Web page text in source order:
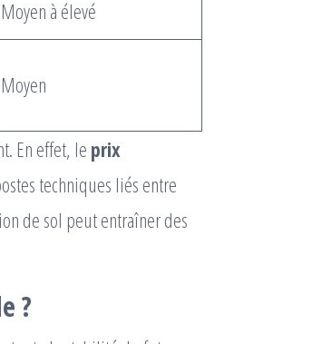
Moyen à élevé
Moyen
En effet, leprix
techniques liés entre
de sol peut entraîner des
?